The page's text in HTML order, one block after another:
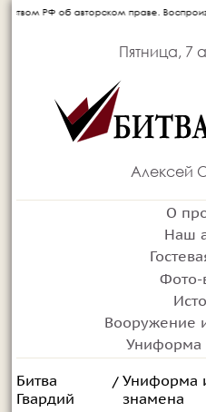
материалов сетевого
Пятница, 7
Алексей
О
Наш
Фото-
Вооружение
Униформа
Битва
Гвардий
/ Униформа
знамена